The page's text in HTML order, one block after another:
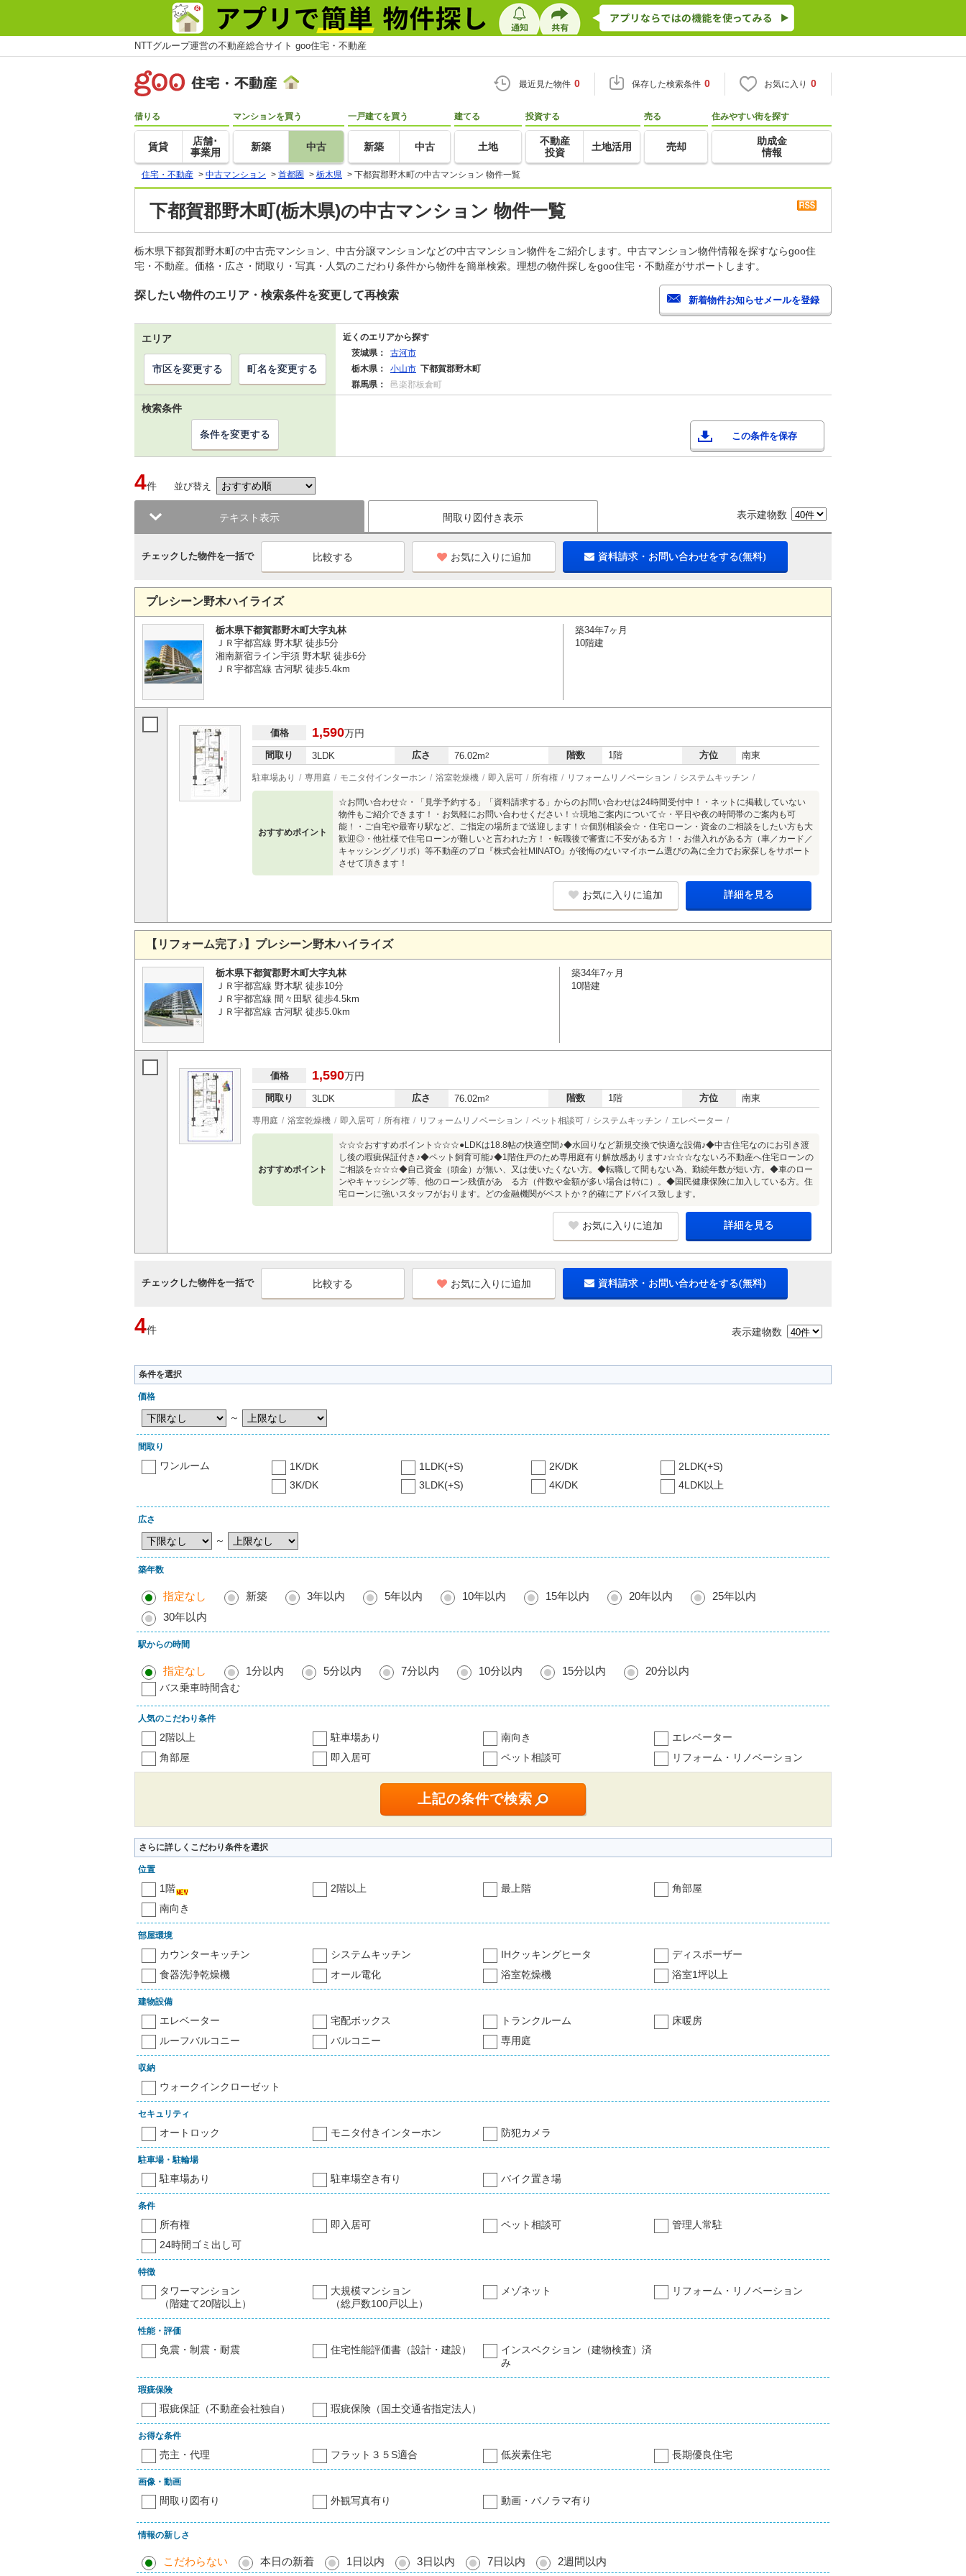
NTTグループ運営の不動産総合サイト goo住宅・不動産
最近見た物件 0 保存した検索条件 0 お気に入り 0
借りる
賃貸
店舗･
事業用
マンションを買う
新築 中古
一戸建てを買う
新築 中古
建てる
土地
投資する
不動産
投資
土地活用
売る
売却
住みやすい街を探す
助成金
情報
住宅・不動産 > 中古マンション > 首都圏 > 栃木県 > 下都賀郡野木町の中古マンション 物件一覧
下都賀郡野木町(栃木県)の中古マンション 物件一覧
栃木県下都賀郡野木町の中古売マンション、中古分譲マンションなどの中古マンション物件をご紹介します。中古マンション物件情報を探すならgoo住
宅・不動産。価格・広さ・間取り・写真・人気のこだわり条件から物件を簡単検索。理想の物件探しをgoo住宅・不動産がサポートします。
探したい物件のエリア・検索条件を変更して再検索
エリア
近くのエリアから探す
茨城県：
古河市
栃木県：
小山市 下都賀郡野木町
群馬県：
邑楽郡板倉町
市区を変更する 町名を変更する
検索条件
この条件を保存
条件を変更する
4件 並び替え
テキスト表示 間取り図付き表示 表示建物数
チェックした物件を一括で お気に入りに追加 資料請求・お問い合わせをする(無料)
プレシーン野木ハイライズ
栃木県下都賀郡野木町大字丸林
ＪＲ宇都宮線 野木駅 徒歩5分
湘南新宿ライン宇須 野木駅 徒歩6分
ＪＲ宇都宮線 古河駅 徒歩5.4km
築34年7ヶ月
10階建
価格 1,590万円
間取り 3LDK 広さ 76.02m2 階数 1階 方位 南東
駐車場あり 専用庭 モニタ付インターホン 浴室乾燥機 即入居可 所有権 リフォームリノベーション システムキッチン
おすすめポイント
☆お問い合わせ☆・「見学予約する」「資料請求する」からのお問い合わせは24時間受付中！・ネットに掲載していない
物件もご紹介できます！・お気軽にお問い合わせください！☆現地ご案内について☆・平日や夜の時間帯のご案内も可
能！・ご自宅や最寄り駅など、ご指定の場所まで送迎します！☆個別相談会☆・住宅ローン・資金のご相談をしたい方も大
歓迎◎・他社様で住宅ローンが難しいと言われた方！・転職後で審査に不安がある方！・お借入れがある方（車／カード／
キャッシング／リボ）等不動産のプロ『株式会社MINATO』が後悔のないマイホーム選びの為に全力でお家探しをサポート
させて頂きます！
お気に入りに追加 詳細を見る
【リフォーム完了♪】プレシーン野木ハイライズ
栃木県下都賀郡野木町大字丸林
ＪＲ宇都宮線 野木駅 徒歩10分
ＪＲ宇都宮線 間々田駅 徒歩4.5km
ＪＲ宇都宮線 古河駅 徒歩5.0km
築34年7ヶ月
10階建
価格 1,590万円
間取り 3LDK 広さ 76.02m2 階数 1階 方位 南東
専用庭 浴室乾燥機 即入居可 所有権 リフォームリノベーション ペット相談可 システムキッチン エレベーター
おすすめポイント
☆☆☆おすすめポイント☆☆☆●LDKは18.8帖の快適空間♪◆水回りなど新規交換で快適な設備♪◆中古住宅なのにお引き渡
し後の瑕疵保証付き♪◆ペット飼育可能♪◆1階住戸のため専用庭有り解放感あります♪☆☆☆なないろ不動産へ住宅ローンの
ご相談を☆☆☆◆自己資金（頭金）が無い、又は使いたくない方。◆転職して間もない為、勤続年数が短い方。◆車のロー
ンやキャッシング等、他のローン残債があ る方（件数や金額が多い場合は特に）。◆国民健康保険に加入している方。住
宅ローンに強いスタッフがおります。どの金融機関がベストか？的確にアドバイス致します。
お気に入りに追加 詳細を見る
チェックした物件を一括で お気に入りに追加 資料請求・お問い合わせをする(無料)
4件 表示建物数
条件を選択
価格
～
間取り
ワンルーム 1K/DK 1LDK(+S) 2K/DK
2LDK(+S)
3K/DK
3LDK(+S) 4K/DK 4LDK以上
広さ
～
築年数
指定なし 新築 3年以内 5年以内 10年以内 15年以内 20年以内
25年以内
30年以内
駅からの時間
指定なし 1分以内 5分以内 7分以内 10分以内 15分以内 20分以内
バス乗車時間含む
人気のこだわり条件
2階以上 駐車場あり 南向き
エレベーター
角部屋
即入居可 ペット相談可 リフォーム・リノベーション
さらに詳しくこだわり条件を選択
位置
1階 2階以上 最上階
角部屋
南向き
部屋環境
カウンターキッチン システムキッチン IHクッキングヒータ
ディスポーザー
食器洗浄乾燥機
オール電化 浴室乾燥機 浴室1坪以上
建物設備
エレベーター 宅配ボックス トランクルーム
床暖房
ルーフバルコニー
バルコニー 専用庭
収納
ウォークインクローゼット
セキュリティ
オートロック モニタ付きインターホン 防犯カメラ
駐車場・駐輪場
駐車場あり 駐車場空き有り バイク置き場
条件
所有権 即入居可 ペット相談可
管理人常駐
24時間ゴミ出し可
特徴
タワーマンション
（階建て20階以上）
大規模マンション
（総戸数100戸以上）
メゾネット リフォーム・リノベーション
性能・評価
免震・制震・耐震 住宅性能評価書（設計・建設）
インスペクション（建物検査）済
み
瑕疵保険
瑕疵保証（不動産会社独自） 瑕疵保険（国土交通省指定法人）
お得な条件
売主・代理 フラット３５S適合 低炭素住宅 長期優良住宅
画像・動画
間取り図有り 外観写真有り 動画・パノラマ有り
情報の新しさ
こだわらない 本日の新着 1日以内 3日以内 7日以内 2週間以内